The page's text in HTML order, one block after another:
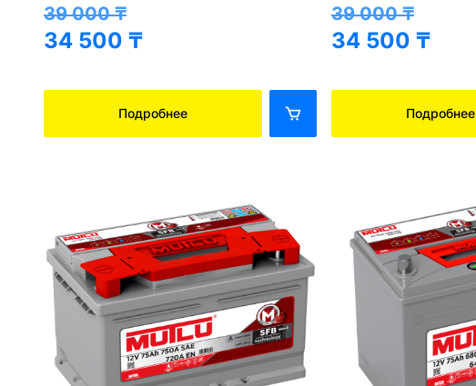
39 000₸
34 500 ₸
Подробнее
39 000₸
34 500 ₸
Подробнее